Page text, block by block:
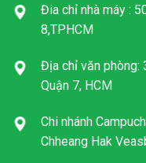
Đia chỉ nhà máy :
8,TPHCM
Địa chỉ văn phòng:
Quận 7, HCM
Chi nhánh
Chheang Hak